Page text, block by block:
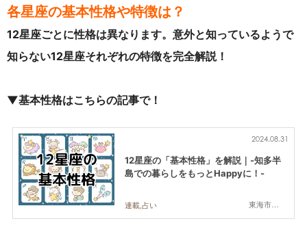
各星座の基本性格や特徴は？
12星座ごとに性格は異なります。意外と知っているようで
知らない12星座それぞれの特徴を完全解説！
▼基本性格はこちらの記事で！
東海市,大府市,知多市,東浦町,阿久比町,半田市,常滑市,武豊町,美浜町,南知多町
2024.08.31
12星座の「基本性格」を解説｜-知多半
島での暮らしをもっとHappyに！-
連載,占い